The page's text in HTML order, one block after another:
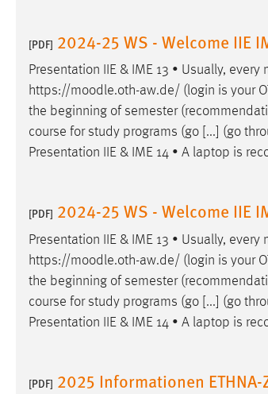
[PDF] 2024-25 WS - Welcome IIE
Presentation IIE & IME 13 • Usually,
https://moodle.oth-aw.de/ (login is your
the beginning of semester
course for study programs (go [...] (go
Presentation IIE & IME 14 • A laptop is
[PDF] 2024-25 WS - Welcome IIE
Presentation IIE & IME 13 • Usually,
https://moodle.oth-aw.de/ (login is your
the beginning of semester
course for study programs (go [...] (go
Presentation IIE & IME 14 • A laptop is
[PDF] 2025 Informationen
Performance
Name: staticfilecache
Zweck:
Für performante
in diesem Cookie
eingeloggt ist.
Name: site-language-preference
Zweck:
Das Cookie speichert die
Sprache der Website.
Cookie Laufzeit: 30 Tage
mibew_locale, mibew-chat-